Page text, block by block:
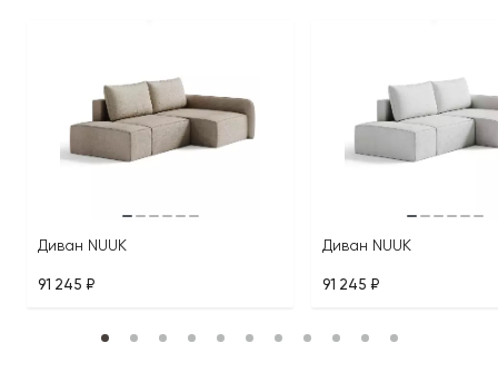
Диван NUUK
91 245 ₽
Диван NUUK
91 245 ₽